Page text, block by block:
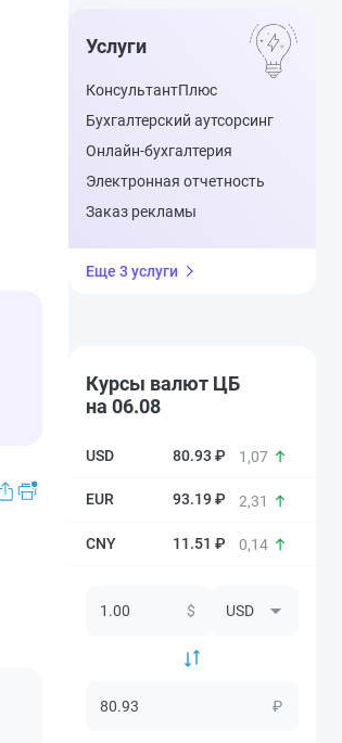
Услуги
КонсультантПлюс
Бухгалтерский аутсорсинг
Онлайн-бухгалтерия
Электронная отчетность
Заказ рекламы
Еще 3 услуги
Курсы валют ЦБ
на 06.08
80.93 ₽ 1,07
93.19 ₽ 2,31
11.51 ₽ 0,14
$
₽